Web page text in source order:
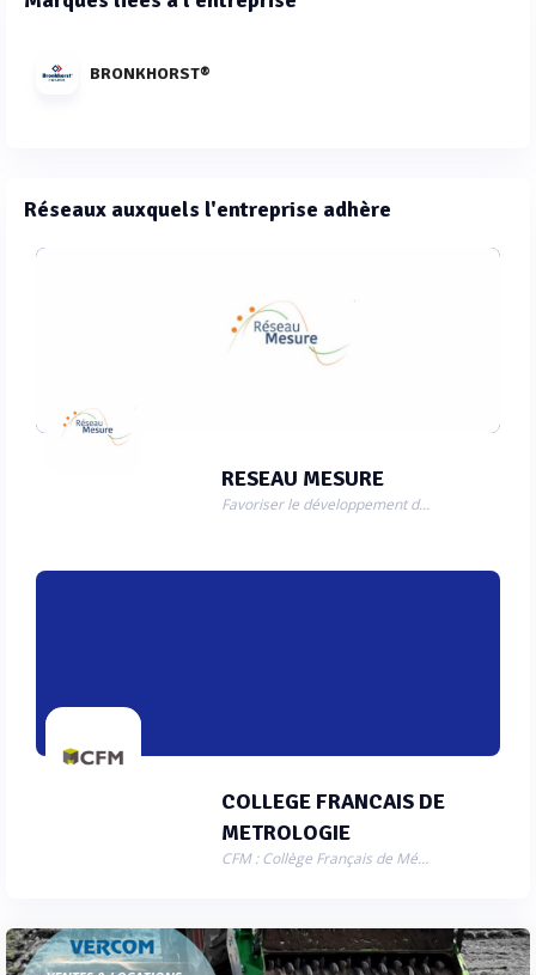
BRONKHORST®
Réseaux auxquels l'entreprise adhère
RESEAU MESURE
Favoriser le développement des entreprises du domaine de la mesure et de l'instrumentation
COLLEGE FRANCAIS DE
METROLOGIE
CFM : Collège Français de Métrologie